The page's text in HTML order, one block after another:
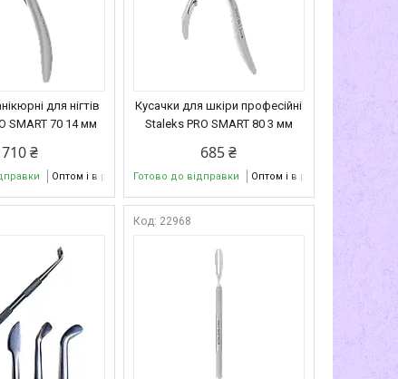
для нігтів
SMART 70 14 мм
710 ₴
Оптом і в роздріб
Кусачки для шкіри професійні
Staleks PRO SMART 80 3 мм
685 ₴
Готово до відправки Оптом і в роздріб
22968